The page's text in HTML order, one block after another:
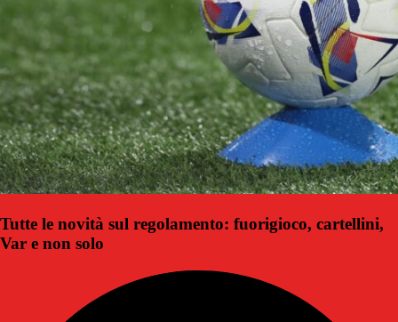
Tutte le novità sul regolamento: fuorigioco, cartellini,
Var e non solo